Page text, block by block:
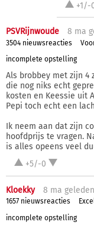
+1/-
PSVRijnwoude 8 ma
3504 nieuwsreacties
incomplete opstelling
Als brobbey met zijn 4
die nog niks echt
kosten en Keessie uit
Pepi toch echt een
Ik neem aan dat zijn
hoofdprijs te vragen.
is alles opeens veel
+5/-0
Kloekky 8 ma
1657 nieuwsreacties
incomplete opstelling